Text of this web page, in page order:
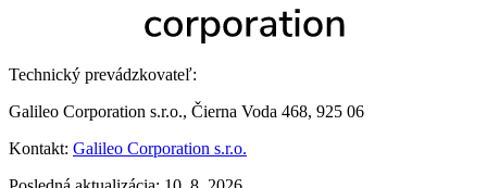
Technický prevádzkovateľ:
Galileo Corporation s.r.o., Čierna Voda 468, 925 06
Kontakt: Galileo Corporation s.r.o.